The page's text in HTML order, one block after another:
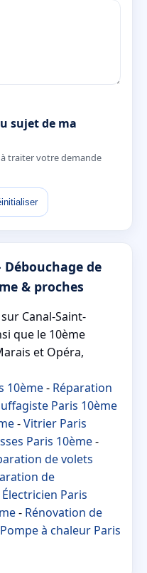
sujet de ma
traiter votre demande
de
& proches
Canal-Saint-
que le 10ème
et Opéra,
10ème- Réparation
Paris 10ème
-Vitrier Paris
Paris 10ème-
de volets
de
Électricien Paris
- Rénovation de
Pompe à chaleur Paris